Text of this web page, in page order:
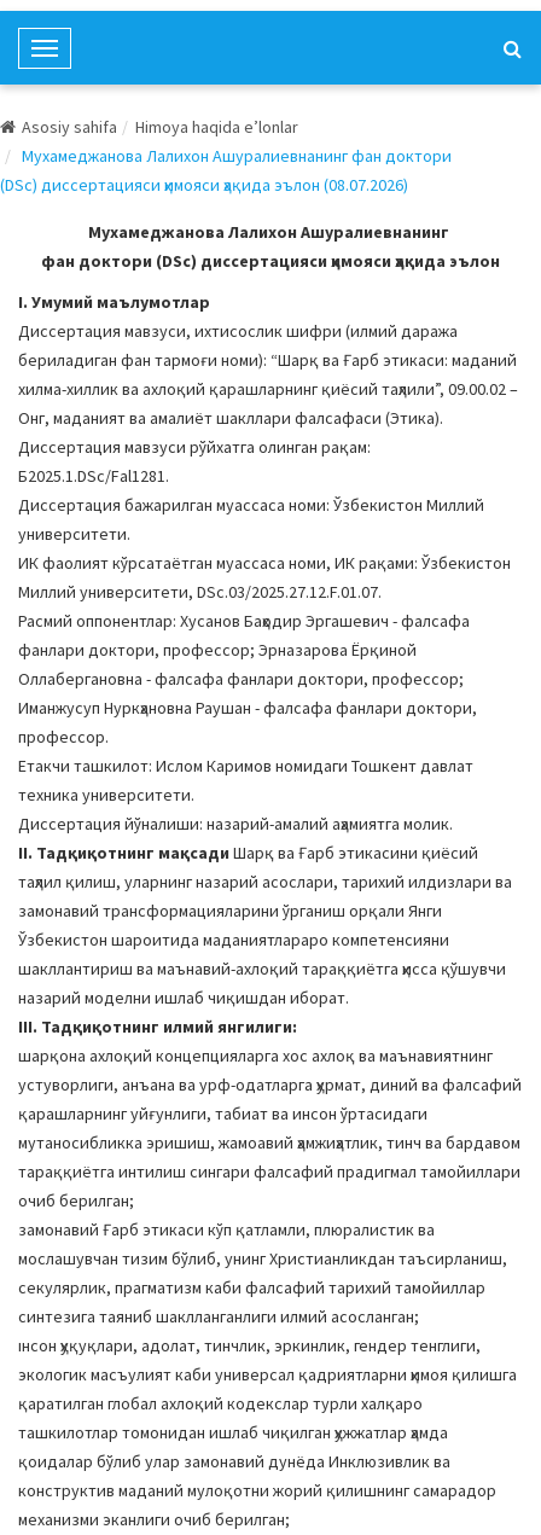
T
o
g
l
e
a
i
g
a
t
i
o
n
Asosiy sahifa
Himoya haqida e’lonlar
Мухамеджанова Лалихон Ашуралиевнанинг фан доктори
(DSc) диссертацияси ҳимояси ҳақида эълон (08.07.2026)
Мухамеджанова Лалихон Ашуралиевнанинг
фан доктори (DSc) диссертацияси ҳимояси ҳақида эълон
I. Умумий маълумотлар
Диссертация мавзуси, ихтисослик шифри (илмий даража
бериладиган фан тармоғи номи): “Шарқ ва Ғарб этикаси: маданий
хилма-хиллик ва ахлоқий қарашларнинг қиёсий таҳлили”, 09.00.02 –
Онг, маданият ва амалиёт шакллари фалсафаси (Этика).
Диссертация мавзуси рўйхатга олинган рақам:
Б2025.1.DSc/Fal1281.
Диссертация бажарилган муассаса номи: Ўзбекистон Миллий
университети.
ИК фаолият кўрсатаётган муассаса номи, ИК рақами: Ўзбекистон
Миллий университети, DSc.03/2025.27.12.F.01.07.
Расмий оппонентлар: Хусанов Баҳодир Эргашевич - фалсафа
фанлари доктори, профессор; Эрназарова Ёрқиной
Оллабергановна - фалсафа фанлари доктори, профессор;
Иманжусуп Нуркҳановна Раушан - фалсафа фанлари доктори,
профессор.
Етакчи ташкилот: Ислом Каримов номидаги Тошкент давлат
техника университети.
Диссертация йўналиши: назарий-амалий аҳамиятга молик.
II. Тадқиқотнинг мақсади Шарқ ва Ғарб этикасини қиёсий
таҳлил қилиш, уларнинг назарий асослари, тарихий илдизлари ва
замонавий трансформацияларини ўрганиш орқали Янги
Ўзбекистон шароитида маданиятлараро компетенсияни
шакллантириш ва маънавий-ахлоқий тараққиётга ҳисса қўшувчи
назарий моделни ишлаб чиқишдан иборат.
III. Тадқиқотнинг илмий янгилиги:
шарқона ахлоқий концепцияларга хос ахлоқ ва маънавиятнинг
устуворлиги, анъана ва урф-одатларга ҳурмат, диний ва фалсафий
қарашларнинг уйғунлиги, табиат ва инсон ўртасидаги
мутаносибликка эришиш, жамоавий ҳамжиҳатлик, тинч ва бардавом
тараққиётга интилиш сингари фалсафий прадигмал тамойиллари
очиб берилган;
замонавий Ғарб этикаси кўп қатламли, плюралистик ва
мослашувчан тизим бўлиб, унинг Христианликдан таъсирланиш,
секулярлик, прагматизм каби фалсафий тарихий тамойиллар
синтезига таяниб шаклланганлиги илмий асосланган;
ıнсон ҳуқуқлари, адолат, тинчлик, эркинлик, гендер тенглиги,
экологик масъулият каби универсал қадриятларни ҳимоя қилишга
қаратилган глобал ахлоқий кодекслар турли халқаро
ташкилотлар томонидан ишлаб чиқилган ҳужжатлар ҳамда
қоидалар бўлиб улар замонавий дунёда Инклюзивлик ва
конструктив маданий мулоқотни жорий қилишнинг самарадор
механизми эканлиги очиб берилган;